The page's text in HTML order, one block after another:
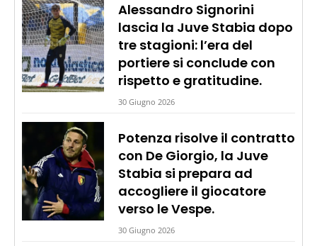
Alessandro Signorini
lascia la Juve Stabia dopo
tre stagioni: l’era del
portiere si conclude con
rispetto e gratitudine.
30 Giugno 2026
Potenza risolve il contratto
con De Giorgio, la Juve
Stabia si prepara ad
accogliere il giocatore
verso le Vespe.
30 Giugno 2026